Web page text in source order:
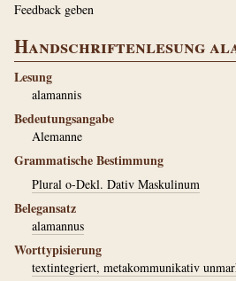
Feedback geben
Handschriftenlesung
Lesung
alamannis
Bedeutungsangabe
Alemanne
Grammatische Bestimmung
Plural o-Dekl. Dativ Maskulinum
Belegansatz
alamannus
Worttypisierung
textintegriert, metakommunikativ